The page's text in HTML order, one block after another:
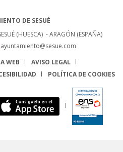
DE SESUÉ
(HUESCA) - ARAGÓN (ESPAÑA)
ayuntamiento@sesue.com
WEB
AVISO LEGAL
POLÍTICA DE COOKIES